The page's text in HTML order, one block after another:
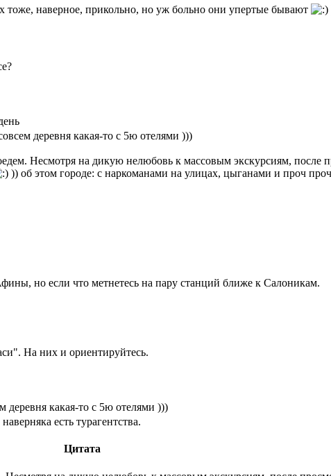
тоже, наверное, прикольно, но уж больно они упертые бывают
деревня какая-то с 5ю отелями )))
Несмотря на дикую нелюбовь к массовым экскурсиям, после
)) об этом городе: с наркоманами на улицах, цыганами и проч
но если что метнетесь на пару станций ближе к Салоникам.
На них и ориентируйтесь.
деревня какая-то с 5ю отелями )))
есть турагентства.
Цитата